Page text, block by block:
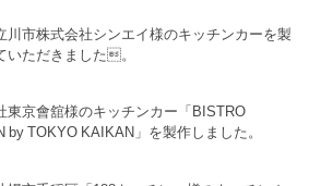
川市株式会社シンエイ様のキッチンカーを製
いただきました。
東京會舘様のキッチンカー「BISTRO
by TOKYO KAIKAN」を製作しました。